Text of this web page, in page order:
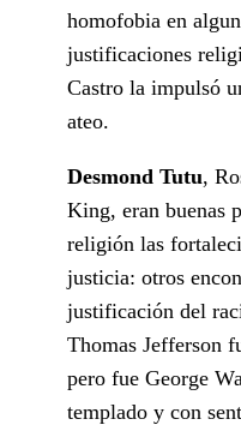
homofobia en
justificaciones
Castro la impulsó
ateo.
Desmond Tutu,
King, eran buenas
religión las
justicia: otros
justificación del
Thomas Jefferson
pero fue George
templado y con